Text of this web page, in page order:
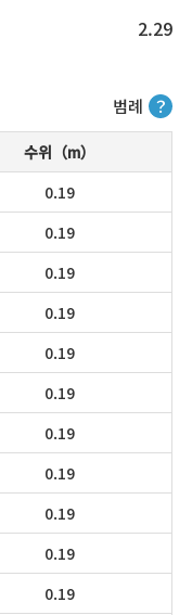
2.29
범례 ？
수위（m）
0.19
0.19
0.19
0.19
0.19
0.19
0.19
0.19
0.19
0.19
0.19